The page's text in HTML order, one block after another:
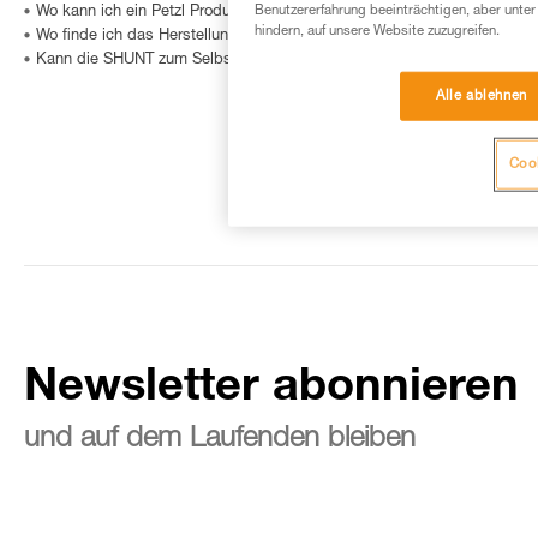
Wo kann ich ein Petzl Produkt kaufen?
Wo finde ich das Herstellungsdatum meiner PSA?
Kann die SHUNT zum Selbstsichern benutzt werden?
Newsletter abonnieren
und auf dem Laufenden bleiben
Benutzererfahrung beeinträchtigen, aber
hindern, auf unsere Website zuzugreifen.
Alle ablehnen